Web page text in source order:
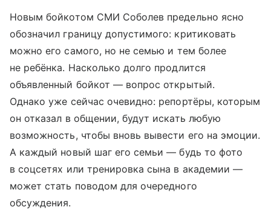
Новым бойкотом СМИ Соболев предельно ясно
обозначил границу допустимого: критиковать
можно его самого, но не семью и тем более
не ребёнка. Насколько долго продлится
объявленный бойкот — вопрос открытый.
Однако уже сейчас очевидно: репортёры, которым
он отказал в общении, будут искать любую
возможность, чтобы вновь вывести его на эмоции.
А каждый новый шаг его семьи — будь то фото
в соцсетях или тренировка сына в академии —
может стать поводом для очередного
обсуждения.